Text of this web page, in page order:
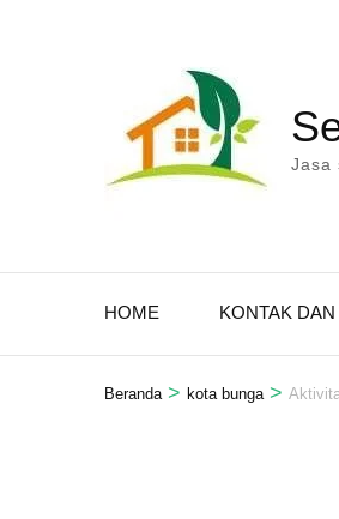
Jasa
HOME KONTAK
Beranda > kota bunga >